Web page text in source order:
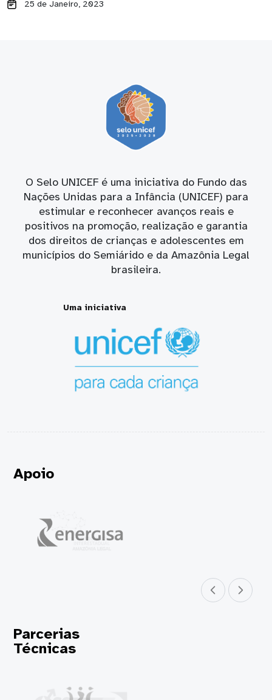
25 de Janeiro, 2023
O Selo UNICEF é uma iniciativa do Fundo das
Nações Unidas para a Infância (UNICEF) para
estimular e reconhecer avanços reais e
positivos na promoção, realização e garantia
dos direitos de crianças e adolescentes em
municípios do Semiárido e da Amazônia Legal
brasileira.
Uma iniciativa
Apoio
Parceiro anterior
Próximo
Parcerias
Técnicas